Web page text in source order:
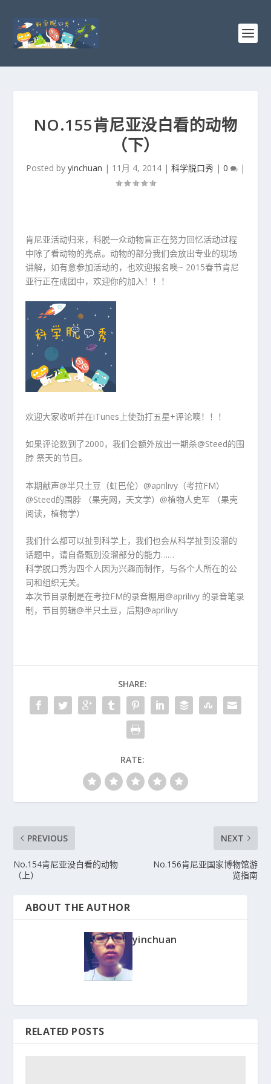
NO.155肯尼亚没白看的动物
（下）
Posted by yinchuan | 11月 4, 2014 | 科学脱口秀 | 0 |
肯尼亚活动归来，科脱一众动物盲正在努力回忆活动过程
中除了看动物的亮点。动物的部分我们会放出专业的现场
讲解，如有意参加活动的，也欢迎报名噢~ 2015春节肯尼
亚行正在成团中，欢迎你的加入！！！
欢迎大家收听并在iTunes上使劲打五星+评论噢！！！
如果评论数到了2000，我们会额外放出一期杀@Steed的围
脖 祭天的节目。
本期献声@半只土豆（虹巴伦）@aprilivy（考拉FM）
@Steed的围脖 （果壳网，天文学）@植物人史军 （果壳
阅读，植物学）
我们什么都可以扯到科学上，我们也会从科学扯到没溜的
话题中，请自备甄别没溜部分的能力……
科学脱口秀为四个人因为兴趣而制作，与各个人所在的公
司和组织无关。
本次节目录制是在考拉FM的录音棚用@aprilivy 的录音笔录
制，节目剪辑@半只土豆，后期@aprilivy
SHARE:
RATE:
PREVIOUS
No.154肯尼亚没白看的动物
（上）
NEXT
No.156肯尼亚国家博物馆游
览指南
ABOUT THE AUTHOR
yinchuan
RELATED POSTS